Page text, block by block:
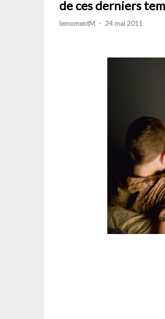
de ces derniers
lemomentM - 24 mai 2011